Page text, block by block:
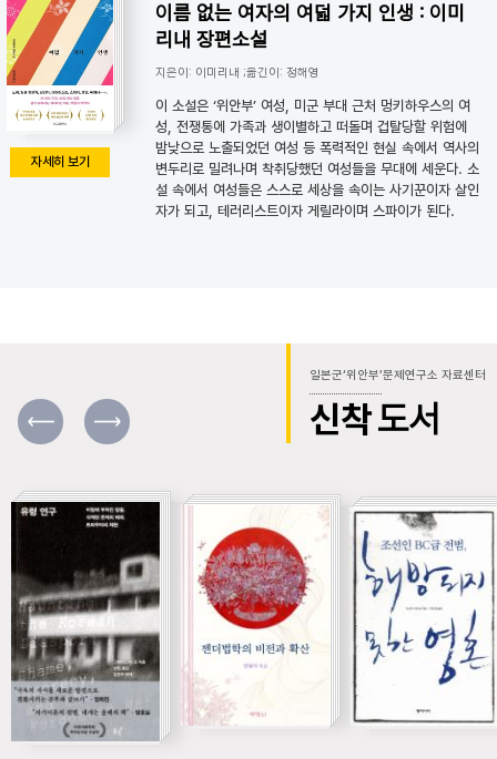
자세히 보기
이름 없는 여자의 여덟 가지 인생 : 이미
리내 장편소설
지은이: 이미리내 ;옮긴이: 정해영
이 소설은 ‘위안부’ 여성, 미군 부대 근처 멍키하우스의 여
성, 전쟁통에 가족과 생이별하고 떠돌며 겁탈당할 위험에
밤낮으로 노출되었던 여성 등 폭력적인 현실 속에서 역사의
변두리로 밀려나며 착취당했던 여성들을 무대에 세운다. 소
설 속에서 여성들은 스스로 세상을 속이는 사기꾼이자 살인
자가 되고, 테러리스트이자 게릴라이며 스파이가 된다.
일본군‘위안부’문제연구소 자료센터
신착도서